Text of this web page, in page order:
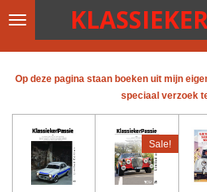
Ga
hoofdinhoud
Op deze pagina staan boeken uit mijn
speciaal verzoek
Sale!